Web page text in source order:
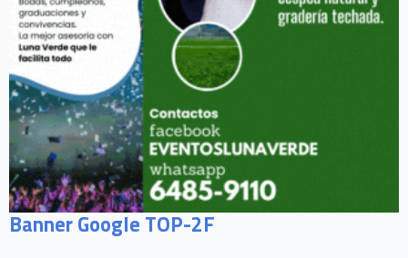
Banner Google TOP-2F